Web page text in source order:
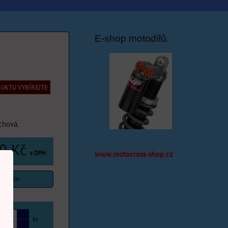
VYBÍREJTE
Kč s DPH
5m
ks
E-shop motodílů.
www.motocross-shop.cz